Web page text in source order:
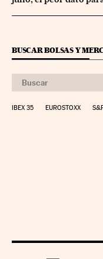
BUSCAR BOLSAS Y
IBEX 35 EUROSTOXX